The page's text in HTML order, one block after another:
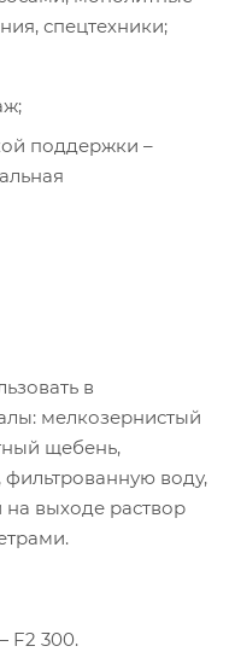
спецтехники;
поддержки –
в
мелкозернистый
щебень,
воду,
выходе раствор
F2 300.